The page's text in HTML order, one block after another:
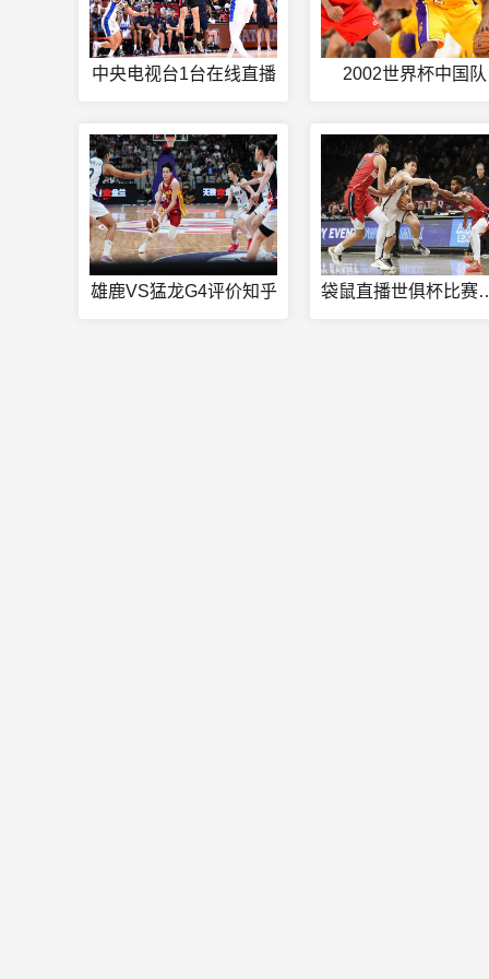
中央电视台1台在线直播 2002世界杯中国队
雄鹿VS猛龙G4评价知乎 袋鼠直播